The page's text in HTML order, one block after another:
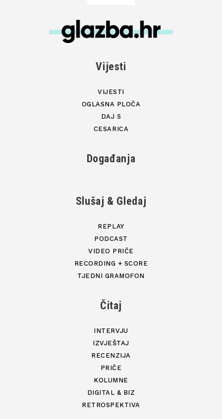
Vijesti
VIJESTI
OGLASNA PLOČA
DAJ 5
CESARICA
Događanja
Slušaj & Gledaj
REPLAY
PODCAST
VIDEO PRIČE
RECORDING + SCORE
TJEDNI GRAMOFON
Čitaj
INTERVJU
IZVJEŠTAJ
RECENZIJA
PRIČE
KOLUMNE
DIGITAL & BIZ
RETROSPEKTIVA